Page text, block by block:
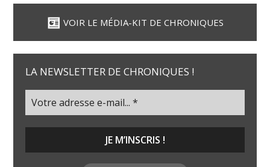
VOIR LE MÉDIA-KIT DE CHRONIQUES
LA NEWSLETTER DE CHRONIQUES !